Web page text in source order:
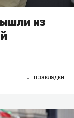
из